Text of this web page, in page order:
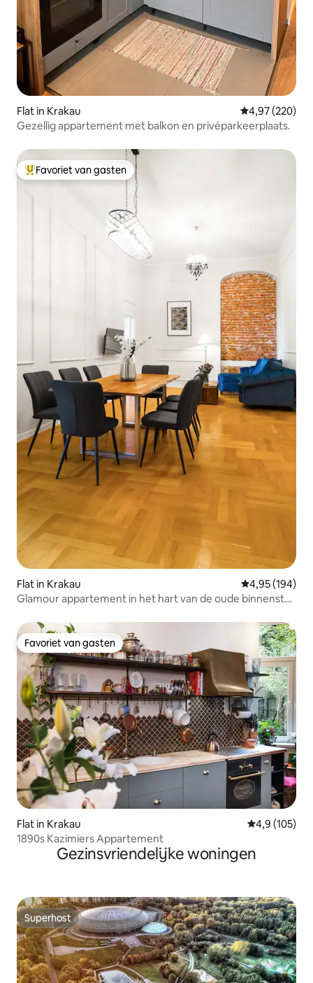
Flat in Krakau Gemiddelde
4,97 (220)
Gezellig appartement met balkon en privéparkeerplaats.
Topfavoriet van gasten
Favoriet van gasten
Flat in Krakau Gemiddelde
4,95 (194)
Glamour appartement in het hart van de oude binnenstad
Favoriet van gasten
Favoriet van gasten
Flat in Krakau Gemiddelde
4,9 (105)
1890s Kazimiers Appartement
Gezinsvriendelijke woningen
Superhost
Superhost